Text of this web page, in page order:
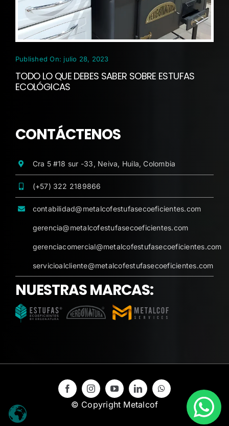
Published On: julio 28, 2023
TODO LO QUE DEBES SABER SOBRE ESTUFAS
ECOLÓGICAS
CONTÁCTENOS
Cra 5 #18 sur -33, Neiva, Huila, Colombia
(+57) 322 2189866
contabilidad@metalcofestufasecoeficientes.com
gerencia@metalcofestufasecoeficientes.com
gerenciacomercial@metalcofestufasecoeficientes.com
servicioalcliente@metalcofestufasecoeficientes.com
NUESTRAS MARCAS:
© Copyright Metalcof